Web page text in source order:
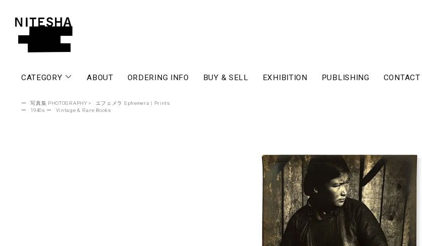
CATEGORY ABOUT ORDERING INFO BUY & SELL EXHIBITION PUBLISHING CONTACT
ー 写真集 PHOTOGRAPHY >
エフェメラ Ephemera | Prints
ー
1940s ー Vintage & Rare Books